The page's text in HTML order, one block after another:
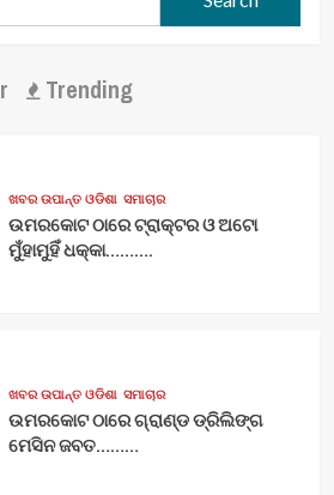
Trending
ଖବର ଉପାନ୍ତ ଓଡିଶା ସମାଚାର
ଉମରକୋଟ ଠାରେ ଟ୍ରାକ୍ଟର ଓ ଅଟୋ
ମୁଁହାମୁହିଁ ଧକ୍କା……….
ଖବର ଉପାନ୍ତ ଓଡିଶା ସମାଚାର
ଉମରକୋଟ ଠାରେ ଗ୍ରାଣ୍ଡ ଡ୍ରିଲିଙ୍ଗ
ମେସିନ ଜବତ………